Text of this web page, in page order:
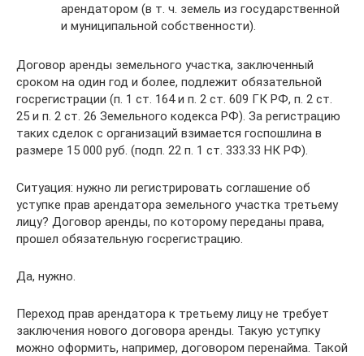
арендатором (в т. ч. земель из государственной
и муниципальной собственности).
Договор аренды земельного участка, заключенный
сроком на один год и более, подлежит обязательной
госрегистрации (п. 1 ст. 164 и п. 2 ст. 609 ГК РФ, п. 2 ст.
25 и п. 2 ст. 26 Земельного кодекса РФ). За регистрацию
таких сделок с организаций взимается госпошлина в
размере 15 000 руб. (подп. 22 п. 1 ст. 333.33 НК РФ).
Ситуация: нужно ли регистрировать соглашение об
уступке прав арендатора земельного участка третьему
лицу? Договор аренды, по которому переданы права,
прошел обязательную госрегистрацию.
Да, нужно.
Переход прав арендатора к третьему лицу не требует
заключения нового договора аренды. Такую уступку
можно оформить, например, договором перенайма. Такой